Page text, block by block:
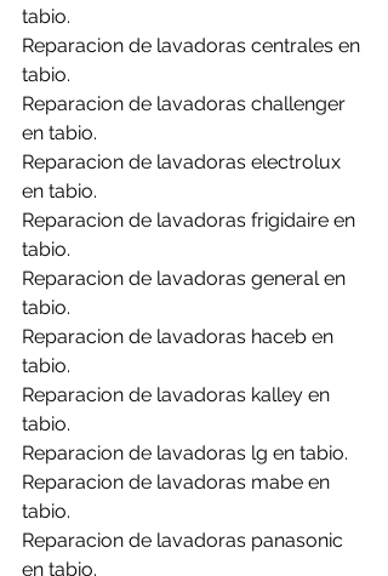
tabio.
Reparacion de lavadoras centrales en
tabio.
Reparacion de lavadoras challenger
en tabio.
Reparacion de lavadoras electrolux
en tabio.
Reparacion de lavadoras frigidaire en
tabio.
Reparacion de lavadoras general en
tabio.
Reparacion de lavadoras haceb en
tabio.
Reparacion de lavadoras kalley en
tabio.
Reparacion de lavadoras lg en tabio.
Reparacion de lavadoras mabe en
tabio.
Reparacion de lavadoras panasonic
en tabio.